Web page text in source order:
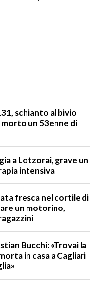
schianto al bivio
un 53enne di
a Lotzorai, grave un
intensiva
fresca nel cortile di
un motorino,
Bucchi: «Trovai la
in casa a Cagliari